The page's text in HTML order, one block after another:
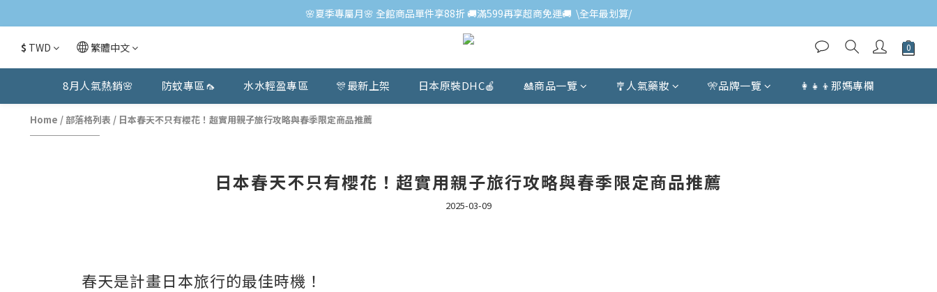
🌸夏季專屬月🌸 全館商品單件享88折 🚚滿599再享超商免運🚚  \全年最划算/
$ TWD 繁體中文
8月人氣熱銷🌸 防蚊專區🦟 水水輕盈專區 🎊最新上架 日本原裝DHC🍎 🎎商品一覽 🎐人氣藥妝 🎌品牌一覽 👩‍👧‍👦那媽專欄
Home / 部落格列表 / 日本春天不只有櫻花！超實用親子旅行攻略與春季限定商品推薦
日本春天不只有櫻花！超實用親子旅行攻略與春季限定商品推薦
2025-03-09
春天是計畫日本旅行的最佳時機！